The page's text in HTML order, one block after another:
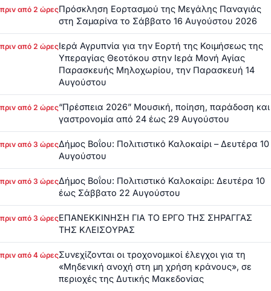
πριν από 2 ώρεςΠρόσκληση Εορτασμού της Μεγάλης Παναγιάς
στη Σαμαρίνα το Σάββατο 16 Αυγούστου 2026
πριν από 2 ώρεςΙερά Αγρυπνία για την Εορτή της Κοιμήσεως της
Υπεραγίας Θεοτόκου στην Ιερά Μονή Αγίας
Παρασκευής Μηλοχωρίου, την Παρασκευή 14
Αυγούστου
πριν από 2 ώρες“Πρέσπεια 2026” Μουσική, ποίηση, παράδοση και
γαστρονομία από 24 έως 29 Αυγούστου
πριν από 3 ώρεςΔήμος Βοΐου: Πολιτιστικό Καλοκαίρι – Δευτέρα 10
Αυγούστου
πριν από 3 ώρεςΔήμος Βοΐου: Πολιτιστικό Καλοκαίρι: Δευτέρα 10
έως Σάββατο 22 Αυγούστου
πριν από 3 ώρεςΕΠΑΝΕΚΚΙΝΗΣΗ ΓΙΑ ΤΟ ΕΡΓΟ ΤΗΣ ΣΗΡΑΓΓΑΣ
ΤΗΣ ΚΛΕΙΣΟΥΡΑΣ
πριν από 4 ώρεςΣυνεχίζονται οι τροχονομικοί έλεγχοι για τη
«Μηδενική ανοχή στη μη χρήση κράνους», σε
περιοχές της Δυτικής Μακεδονίας